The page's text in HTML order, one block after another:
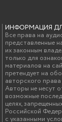
ИНФОРМАЦИЯ
Все права на
представленные
их законным
только для
материалов на
претендует на
авторского
Авторы не несут
возможные
целях,
Российской
с указанными